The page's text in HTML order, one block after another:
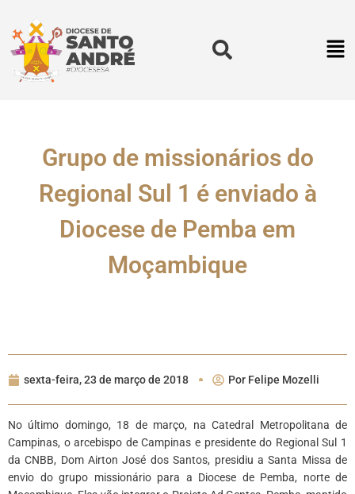
Grupo de missionários do
Regional Sul 1 é enviado à
Diocese de Pemba em
Moçambique
sexta-feira, 23 de março de 2018 Por Felipe Mozelli
No último domingo, 18 de março, na Catedral Metropolitana de
Campinas, o arcebispo de Campinas e presidente do Regional Sul 1
da CNBB, Dom Airton José dos Santos, presidiu a Santa Missa de
envio do grupo missionário para a Diocese de Pemba, norte de